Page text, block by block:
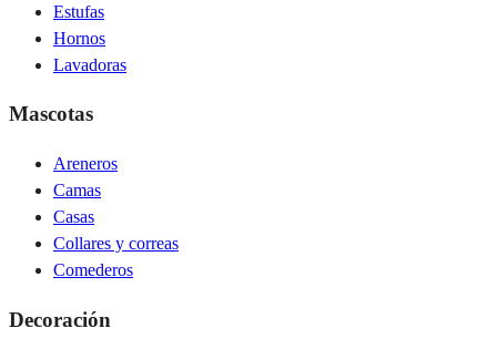
Estufas
Hornos
Lavadoras
Mascotas
Areneros
Camas
Casas
Collares y correas
Comederos
Decoración